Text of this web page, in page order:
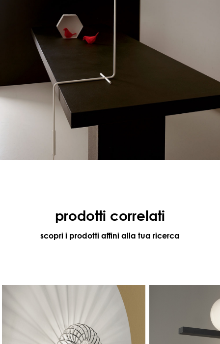
prodotti correlati
scopri i prodotti affini alla tua ricerca